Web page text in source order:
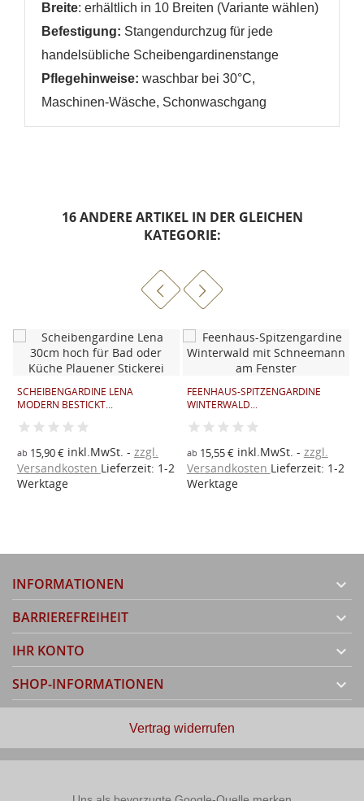
Breite: erhältlich in 10 Breiten (Variante wählen)
Befestigung: Stangendurchzug für jede
handelsübliche Scheibengardinenstange
Pflegehinweise: waschbar bei 30°C,
Maschinen-Wäsche, Schonwaschgang
16 ANDERE ARTIKEL IN DER GLEICHEN
KATEGORIE:
SCHEIBENGARDINE LENA
MODERN BESTICKT...
ab 15,90 €inkl.MwSt.
zzgl.
Versandkosten Lieferzeit: 1-2
Werktage
FEENHAUS-SPITZENGARDINE
WINTERWALD...
ab 15,55 €inkl.MwSt.
zzgl.
Versandkosten Lieferzeit: 1-2
Werktage
INFORMATIONEN 
BARRIEREFREIHEIT 
IHR KONTO 
SHOP-INFORMATIONEN 
Vertrag widerrufen